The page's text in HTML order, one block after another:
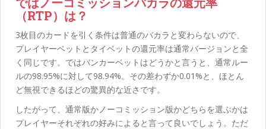
（RTP）は？
3枚目のカードを引く条件は普通のバカラと変わらないので、
プレイヤーベットとタイベットの還元率は通常バージョンと全
く同じです。ではバンカーベットはどうかと言うと、通常ルー
ルの98.95%に対して98.94%。その差わずか0.01%と、ほとん
ど無視できるほどの驚異的な近さです。
したがって、通常版かノーコミッション版かどちらを選ぶかは
プレイヤーそれぞれの好みによると言って良いでしょう。ただ